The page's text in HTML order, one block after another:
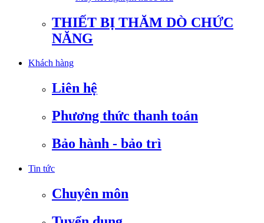
THIẾT BỊ THĂM DÒ CHỨC
NĂNG
Khách hàng
Liên hệ
Phương thức thanh toán
Bảo hành - bảo trì
Tin tức
Chuyên môn